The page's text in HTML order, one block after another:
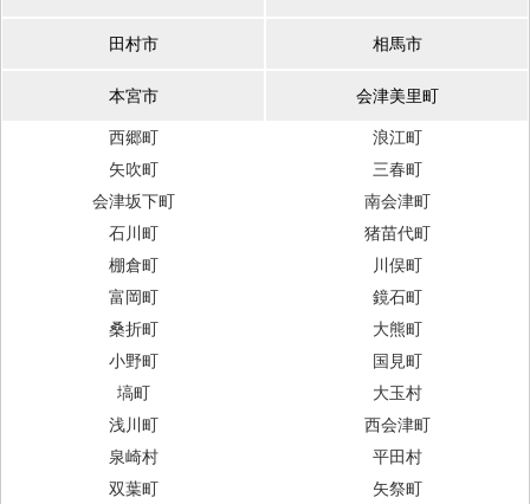
田村市 相馬市
本宮市 会津美里町
西郷町
浪江町
矢吹町
三春町
会津坂下町
南会津町
石川町
猪苗代町
棚倉町
川俣町
富岡町
鏡石町
桑折町
大熊町
小野町
国見町
塙町
大玉村
浅川町
西会津町
泉崎村
平田村
双葉町
矢祭町